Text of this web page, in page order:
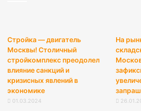
Стройка — двигатель
Москвы! Столичный
стройкомплекс преодолел
влияние санкций и
кризисных явлений в
экономике
01.03.2024
На